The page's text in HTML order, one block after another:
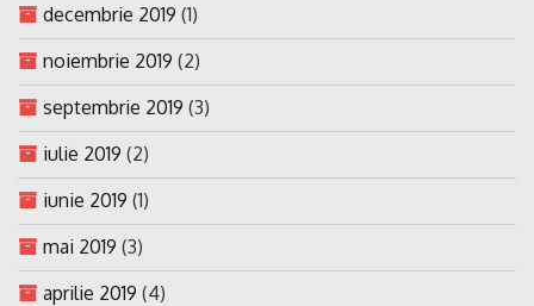
decembrie 2019 (1)
noiembrie 2019 (2)
septembrie 2019 (3)
iulie 2019 (2)
iunie 2019 (1)
mai 2019 (3)
aprilie 2019 (4)